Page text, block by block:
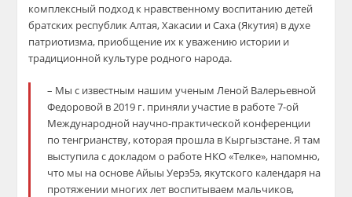
комплексный подход к нравственному воспитанию детей
братских республик Алтая, Хакасии и Саха (Якутия) в духе
патриотизма, приобщение их к уважению истории и
традиционной культуре родного народа.
– Мы с известным нашим ученым Леной Валерьевной
Федоровой в 2019 г. приняли участие в работе 7-ой
Международной научно-практической конференции
по тенгрианству, которая прошла в Кыргызстане. Я там
выступила с докладом о работе НКО «Телке», напомню,
что мы на основе Айыы Уерэ5э, якутского календаря на
протяжении многих лет воспитываем мальчиков,